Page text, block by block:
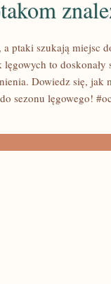
ptaki szukają miejsc
lęgowych to
Dowiedz się, jak
sezonu lęgowego!